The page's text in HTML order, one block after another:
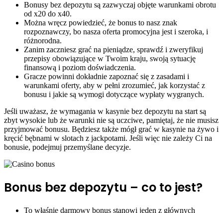
Bonusy bez depozytu są zazwyczaj objęte warunkami obrotu
od x20 do x40.
Można wręcz powiedzieć, że bonus to nasz znak
rozpoznawczy, bo nasza oferta promocyjna jest i szeroka, i
różnorodna.
Zanim zaczniesz grać na pieniądze, sprawdź i zweryfikuj
przepisy obowiązujące w Twoim kraju, swoją sytuację
finansową i poziom doświadczenia.
Gracze powinni dokładnie zapoznać się z zasadami i
warunkami oferty, aby w pełni zrozumieć, jak korzystać z
bonusu i jakie są wymogi dotyczące wypłaty wygranych.
Jeśli uważasz, że wymagania w kasynie bez depozytu na start są
zbyt wysokie lub że warunki nie są uczciwe, pamiętaj, że nie musisz
przyjmować bonusu. Będziesz także mógł grać w kasynie na żywo i
kręcić bębnami w slotach z jackpotami. Jeśli więc nie zależy Ci na
bonusie, podejmuj przemyślane decyzje.
Bonus bez depozytu – co to jest?
To właśnie darmowy bonus stanowi jeden z głównych